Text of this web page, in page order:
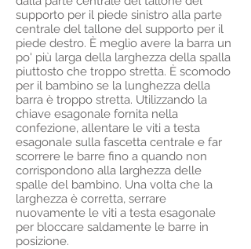
supporto per il piede sinistro alla parte
centrale del tallone del supporto per il
piede destro. È meglio avere la barra un
po' più larga della larghezza della spalla
piuttosto che troppo stretta. È scomodo
per il bambino se la lunghezza della
barra è troppo stretta. Utilizzando la
chiave esagonale fornita nella
confezione, allentare le viti a testa
esagonale sulla fascetta centrale e far
scorrere le barre fino a quando non
corrispondono alla larghezza delle
spalle del bambino. Una volta che la
larghezza è corretta, serrare
nuovamente le viti a testa esagonale
per bloccare saldamente le barre in
posizione.